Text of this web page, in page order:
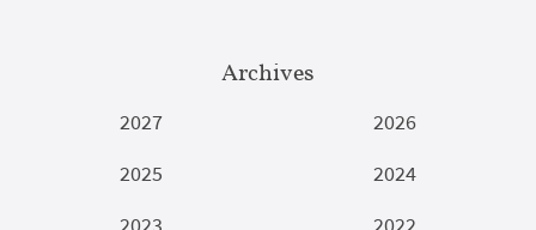
Archives
2027
2026
2025
2024